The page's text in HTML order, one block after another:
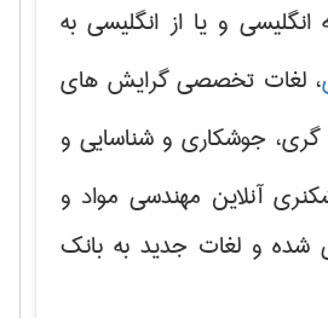
و یا از انگلیسی به
، لغات تخصصی گرایش های
جوشکاری و شناسایی و
آنلاین مهندسی مواد و
شده و لغات جدید به بانک